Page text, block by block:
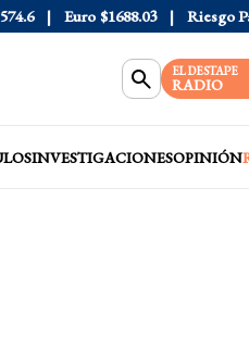
Euro $1688.03 Riesgo País
EL DESTAPE
RADIO
INVESTIGACIONESOPINIÓN